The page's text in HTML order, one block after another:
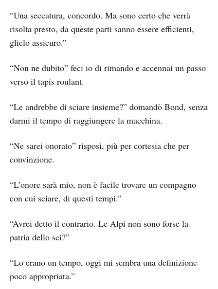
“Una seccatura, concordo. Ma sono certo che verrà
risolta presto, da queste parti sanno essere efficienti,
glielo assicuro.”
“Non ne dubito” feci io di rimando e accennai un passo
verso il tapis roulant.
“Le andrebbe di sciare insieme?” domandò Bond, senza
darmi il tempo di raggiungere la macchina.
“Ne sarei onorato” risposi, più per cortesia che per
convinzione.
“L’onore sarà mio, non è facile trovare un compagno
con cui sciare, di questi tempi.”
“Avrei detto il contrario. Le Alpi non sono forse la
patria dello sci?”
“Lo erano un tempo, oggi mi sembra una definizione
poco appropriata.”